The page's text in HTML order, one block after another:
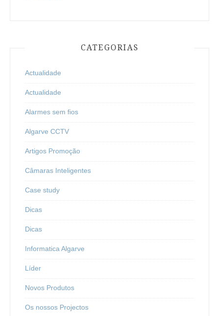
CATEGORIAS
Actualidade
Actualidade
Alarmes sem fios
Algarve CCTV
Artigos Promoção
Câmaras Inteligentes
Case study
Dicas
Dicas
Informatica Algarve
Líder
Novos Produtos
Os nossos Projectos